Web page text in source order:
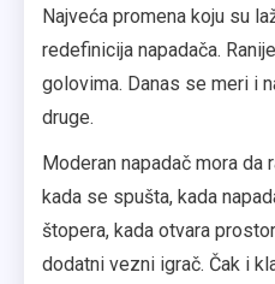
Najveća promena koju su
redefinicija napadača.
golovima. Danas se meri i
druge.
Moderan napadač mora da
kada se spušta, kada
štopera, kada otvara
dodatni vezni igrač. Čak i